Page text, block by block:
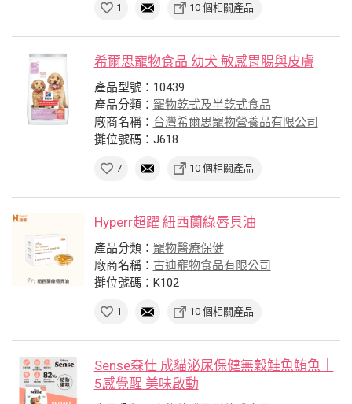
1 10 個相關產品
希爾思寵物食品 幼犬 敏感胃腸與皮膚
產品型號：10439
產品分類： 寵物乾式及半乾式食品
廠商名稱： 台灣希爾思寵物營養品有限公司
攤位號碼：J618
7 10 個相關產品
Hyperr超躍 紐西蘭綠唇貝油
產品分類： 寵物醫療保健
廠商名稱： 古迪寵物食品有限公司
攤位號碼：K102
1 10 個相關產品
Sense森仕 成貓泌尿保健無穀鮭魚鮪魚｜
5感覺醒 美味啟動